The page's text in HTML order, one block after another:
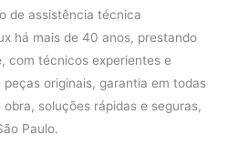
de assistência técnica
há mais de 40 anos, prestando
com técnicos experientes e
originais, garantia em todas
soluções rápidas e seguras,
Paulo.